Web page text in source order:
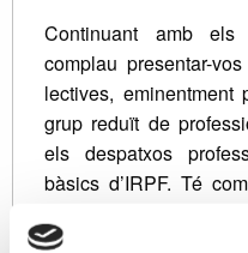
Continuant amb
complau presentar-
lectives,
grup reduït de
els despatxos
bàsics d’IRPF. Té
oblidar les Lleis que els